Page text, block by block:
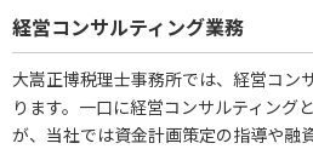
経営コンサルティング業務
大嵩正博税理士事務所では、経営コン
ります。一口に経営コンサルティング
が、当社では資金計画策定の指導や融